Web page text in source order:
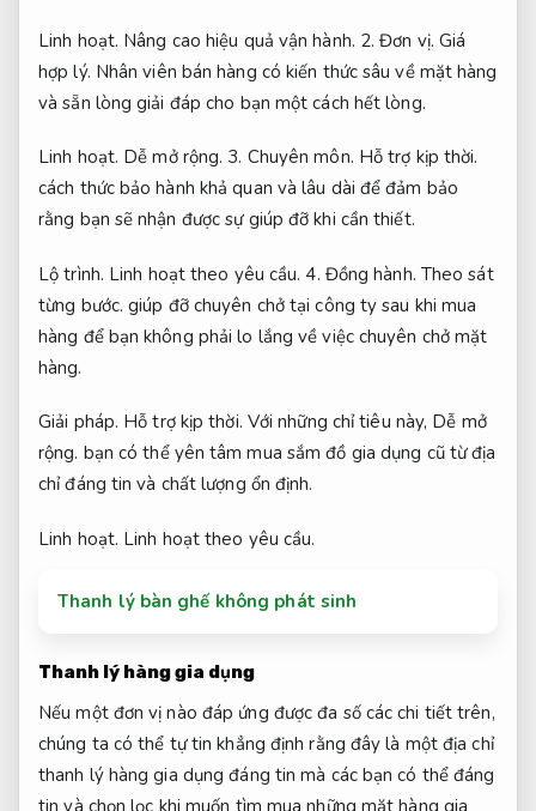
Linh hoạt. Nâng cao hiệu quả vận hành. 2.Đơn vị. Giá
hợp lý. Nhân viên bán hàng có kiến thức sâu về mặt hàng
và sẵn lòng giải đáp cho bạn một cách hết lòng.
Linh hoạt. Dễ mở rộng. 3. Chuyên môn. Hỗ trợ kịp thời.
cách thức bảo hành khả quan và lâu dài để đảm bảo
rằng bạn sẽ nhận được sự giúp đỡ khi cần thiết.
Lộ trình. Linh hoạt theo yêu cầu. 4. Đồng hành. Theo sát
từng bước. giúp đỡ chuyên chở tại công ty sau khi mua
hàng để bạn không phải lo lắng về việc chuyên chở mặt
hàng.
Giải pháp. Hỗ trợ kịp thời. Với những chỉ tiêu này, Dễ mở
rộng. bạn có thể yên tâm mua sắm đồ gia dụng cũ từ địa
chỉ đáng tin và chất lượng ổn định.
Linh hoạt. Linh hoạt theo yêu cầu.
Thanh lý bàn ghế không phát sinh
Thanh lý hàng gia dụng
Nếu một đơn vị nào đáp ứng được đa số các chi tiết trên,
chúng ta có thể tự tin khẳng định rằng đây là một địa chỉ
thanh lý hàng gia dụng đáng tin mà các bạn có thể đáng
tin và chọn lọc khi muốn tìm mua những mặt hàng gia